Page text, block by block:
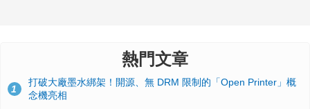
熱門文章
1
打破大廠墨水綁架！開源、無 DRM 限制的「Open Printer」概
念機亮相